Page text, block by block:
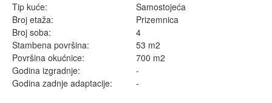
Tip kuće:
Samostojeća
Broj etaža:
Prizemnica
Broj soba:
4
Stambena površina:
53 m2
Površina okućnice:
700 m2
Godina izgradnje:
-
Godina zadnje adaptacije:
-